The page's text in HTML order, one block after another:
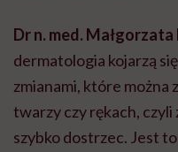
Dr n. med.
dermatologia kojarzą
zmianami, które można
twarzy czy rękach, czyli
szybko dostrzec. Jest